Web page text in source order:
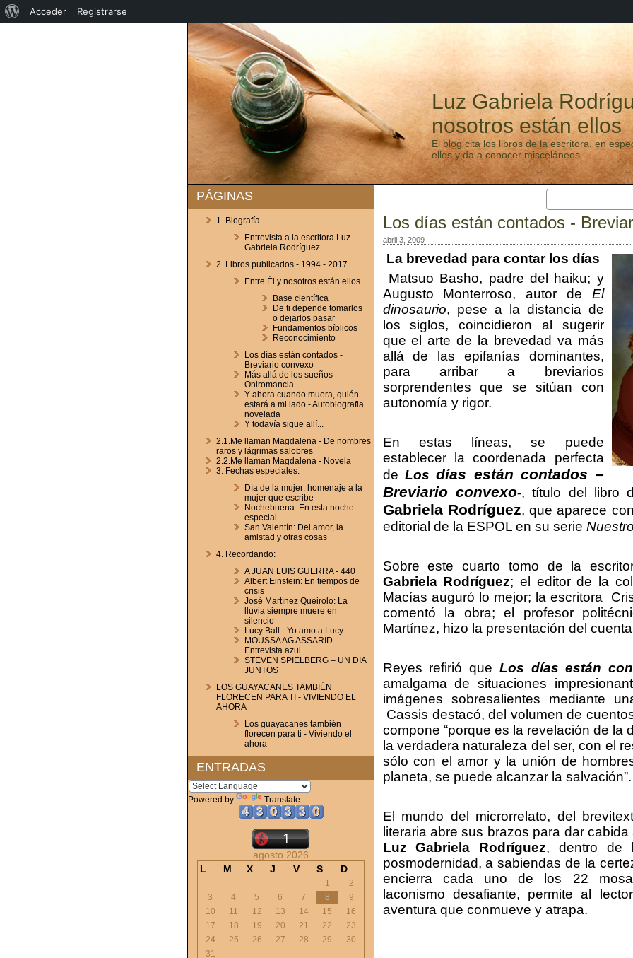
Luz Gabriela
nosotros están ellos
El blog cita los libros de la escritora, en
ellos y da a conocer misceláneos.
PÁGINAS
1. Biografía
Entrevista a la escritora Luz
Gabriela Rodríguez
2. Libros publicados - 1994 - 2017
Entre Él y nosotros están ellos
Base científica
De ti depende tomarlos
o dejarlos pasar
Fundamentos bíblicos
Reconocimiento
Los días están contados -
Breviario convexo
Más allá de los sueños -
Oniromancia
Y ahora cuando muera, quién
estará a mi lado - Autobiografia
novelada
Y todavía sigue allí...
2.1.Me llaman Magdalena - De nombres
raros y lágrimas salobres
2.2.Me llaman Magdalena - Novela
3. Fechas especiales:
Día de la mujer: homenaje a la
mujer que escribe
Nochebuena: En esta noche
especial...
San Valentín: Del amor, la
amistad y otras cosas
4. Recordando:
A JUAN LUIS GUERRA - 440
Albert Einstein: En tiempos de
crisis
José Martínez Queirolo: La
lluvia siempre muere en
silencio
Lucy Ball - Yo amo a Lucy
MOUSSA AG ASSARID -
Entrevista azul
STEVEN SPIELBERG – UN DIA
JUNTOS
LOS GUAYACANES TAMBIÉN
FLORECEN PARA TI - VIVIENDO EL
AHORA
Los guayacanes también
florecen para ti - Viviendo el
ahora
ENTRADAS
Powered by Translate
agosto 2026
L
M X J V S D
1
2
3
4 5 6 7 8
9
10
11 12 13 14 15
16
17
18 19 20 21 22
23
24
25 26 27 28 29
30
31
Los días están contados -
abril 3, 2009
La brevedad para contar los días
Matsuo Basho, padre del haiku; y
Augusto Monterroso, autor de El
dinosaurio, pese a la distancia de
los siglos, coincidieron al sugerir
que el arte de la brevedad va más
allá de las epifanías dominantes,
para arribar a breviarios
sorprendentes que se sitúan con
autonomía y rigor.
En estas líneas, se puede
establecer la coordenada perfecta
de Losdías están contados –
Breviario convexo-, título del libro
Gabriela Rodríguez, que aparece con
editorial de la ESPOL en su serie
Sobre este cuarto tomo de la
Gabriela Rodríguez; el editor de la
Macías auguró lo mejor; la escritora
comentó la obra; el profesor
Martínez, hizo la presentación del
Reyes refirió que Los días están
amalgama de situaciones
imágenes sobresalientes mediante
Cassis destacó, del volumen de
compone “porque es la revelación de la
la verdadera naturaleza del ser, con el
sólo con el amor y la unión de
planeta, se puede alcanzar la salvación”.
El mundo del microrrelato, del
literaria abre sus brazos para dar
Luz Gabriela Rodríguez, dentro de
posmodernidad, a sabiendas de la
encierra cada uno de los 22
laconismo desafiante, permite al
aventura que conmueve y atrapa.
Acerca
Acceder Registrarse